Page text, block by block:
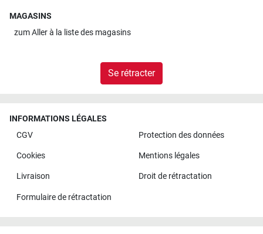
MAGASINS
zumAller à la liste des magasins
Se rétracter
INFORMATIONS LÉGALES
CGV
Protection des données
Cookies Mentions légales
Livraison Droit de rétractation
Formulaire de rétractation